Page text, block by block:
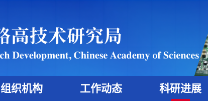
组织机构 工作动态 科研进展